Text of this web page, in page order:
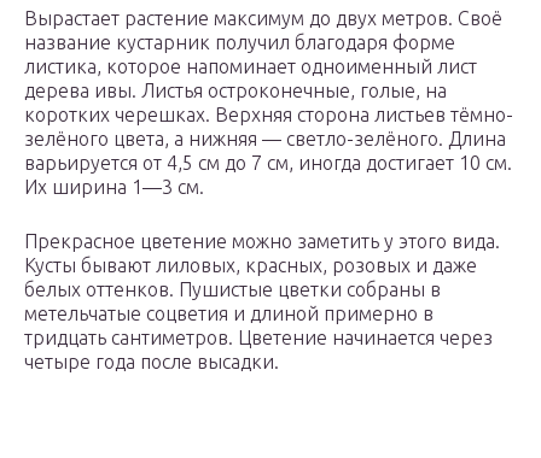
Вырастает растение максимум до двух метров. Своё
название кустарник получил благодаря форме
листика, которое напоминает одноименный лист
дерева ивы. Листья остроконечные, голые, на
коротких черешках. Верхняя сторона листьев тёмно-
зелёного цвета, а нижняя — светло-зелёного. Длина
варьируется от 4,5 см до 7 см, иногда достигает 10 см.
Их ширина 1—3 см.
Прекрасное цветение можно заметить у этого вида.
Кусты бывают лиловых, красных, розовых и даже
белых оттенков. Пушистые цветки собраны в
метельчатые соцветия и длиной примерно в
тридцать сантиметров. Цветение начинается через
четыре года после высадки.